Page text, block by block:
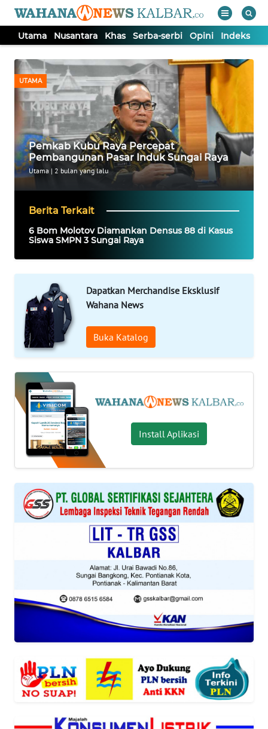
Utama Nusantara Khas Serba-serbi Opini Indeks
UTAMA
Pemkab Kubu Raya Percepat
Pembangunan Pasar Induk Sungai Raya
Utama | 2 bulan yang lalu
Berita Terkait
6 Bom Molotov Diamankan Densus 88 di Kasus
Siswa SMPN 3 Sungai Raya
Dapatkan Merchandise Eksklusif
Wahana News
Buka Katalog
Install Aplikasi
TV
Tutup
UTAMA
NUSANTARA
KHAS
SERBA-
INDEKS
BERITA
KONTAK
INFO
IKLAN
TENTANG
KAMI
PEDOMAN
MEDIA
SIBER
DISCLAIMER
Wahana
Regional
WN